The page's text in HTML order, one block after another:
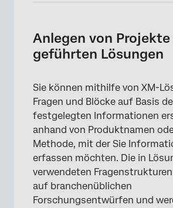
Anlegen von Projekte
geführten Lösungen
Sie können mithilfe von XM-
Fragen und Blöcke auf Basis
festgelegten Informationen
anhand von Produktnamen
Methode, mit der Sie
erfassen möchten. Die in
verwendeten
auf branchenüblichen
Forschungsentwürfen und